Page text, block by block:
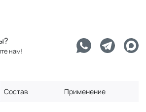
нам!
Состав Применение